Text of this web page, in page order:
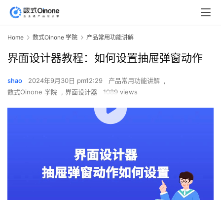
Home 数式Oinone 学院 产品常用功能讲解
界面设计器教程：如何设置抽屉弹窗动作
shao 2024年9月30日 pm12:29 产品常用功能讲解 ,
数式Oinone 学院 , 界面设计器 1089 views
00:00 / 03:59
打开弹窗/抽屉的动作如何在弹窗关闭后扩展逻辑：
https://doc.oinone.top/frontend/16280.html